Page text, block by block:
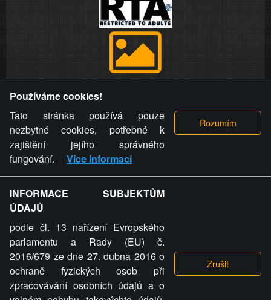
videa a komentáře. Osoba, které se toto opatření provozovatele
stránky týče, ani osoba, která umístila fotografii nebo video na
stránku, nemůže z důvodu odstranění fotografie, videa nebo
komentáře pro výše uvedenou okolnost uplatnit vůči
provozovateli stránky žádný nárok na náhradu škody nebo
nemajetkové újmy.
ZVRÁCENÝ.CZ - Svět není zvrácenej. To jen
ty lidi...
Používáme cookies!
Tato stránka používá pouze
nezbytné cookies, potřebné k
zajištění jejího správného
fungování.
Více informací
INFORMACE SUBJEKTŮM
ÚDAJŮ
podle čl. 13 nařízení Evropského
parlamentu a Rady (EU) č.
2016/679 ze dne 27. dubna 2016 o
ochraně fyzických osob při
zpracovávání osobních údajů a o